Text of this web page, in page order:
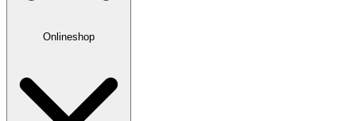
Onlineshop